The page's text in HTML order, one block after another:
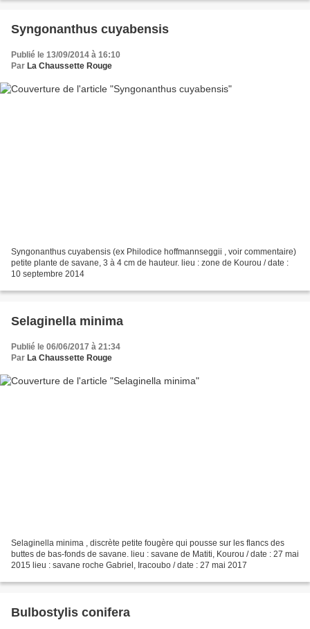
Syngonanthus cuyabensis
Publié le 13/09/2014 à 16:10
Par La Chaussette Rouge
Syngonanthus cuyabensis (ex Philodice hoffmannseggii , voir commentaire)
petite plante de savane, 3 à 4 cm de hauteur. lieu : zone de Kourou / date :
10 septembre 2014
Selaginella minima
Publié le 06/06/2017 à 21:34
Par La Chaussette Rouge
Selaginella minima , discrète petite fougère qui pousse sur les flancs des
buttes de bas-fonds de savane. lieu : savane de Matiti, Kourou / date : 27 mai
2015 lieu : savane roche Gabriel, Iracoubo / date : 27 mai 2017
Bulbostylis conifera